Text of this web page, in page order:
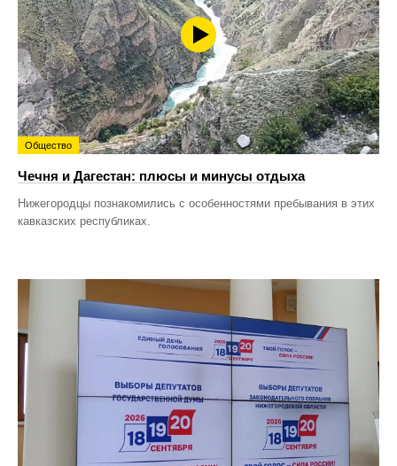
Общество
Чечня и Дагестан: плюсы и минусы отдыха
Нижегородцы познакомились с особенностями пребывания в этих
кавказских республиках.